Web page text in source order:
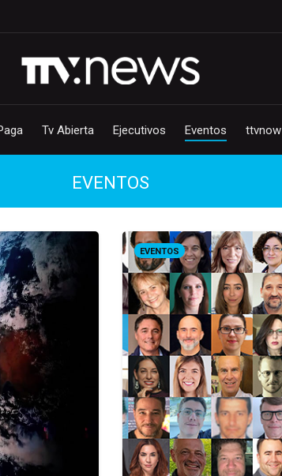
Tv Abierta Ejecutivos Eventos ttvnow
EVENTOS
EVENTOS